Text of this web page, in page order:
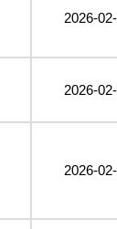
2026-
2026-
2026-